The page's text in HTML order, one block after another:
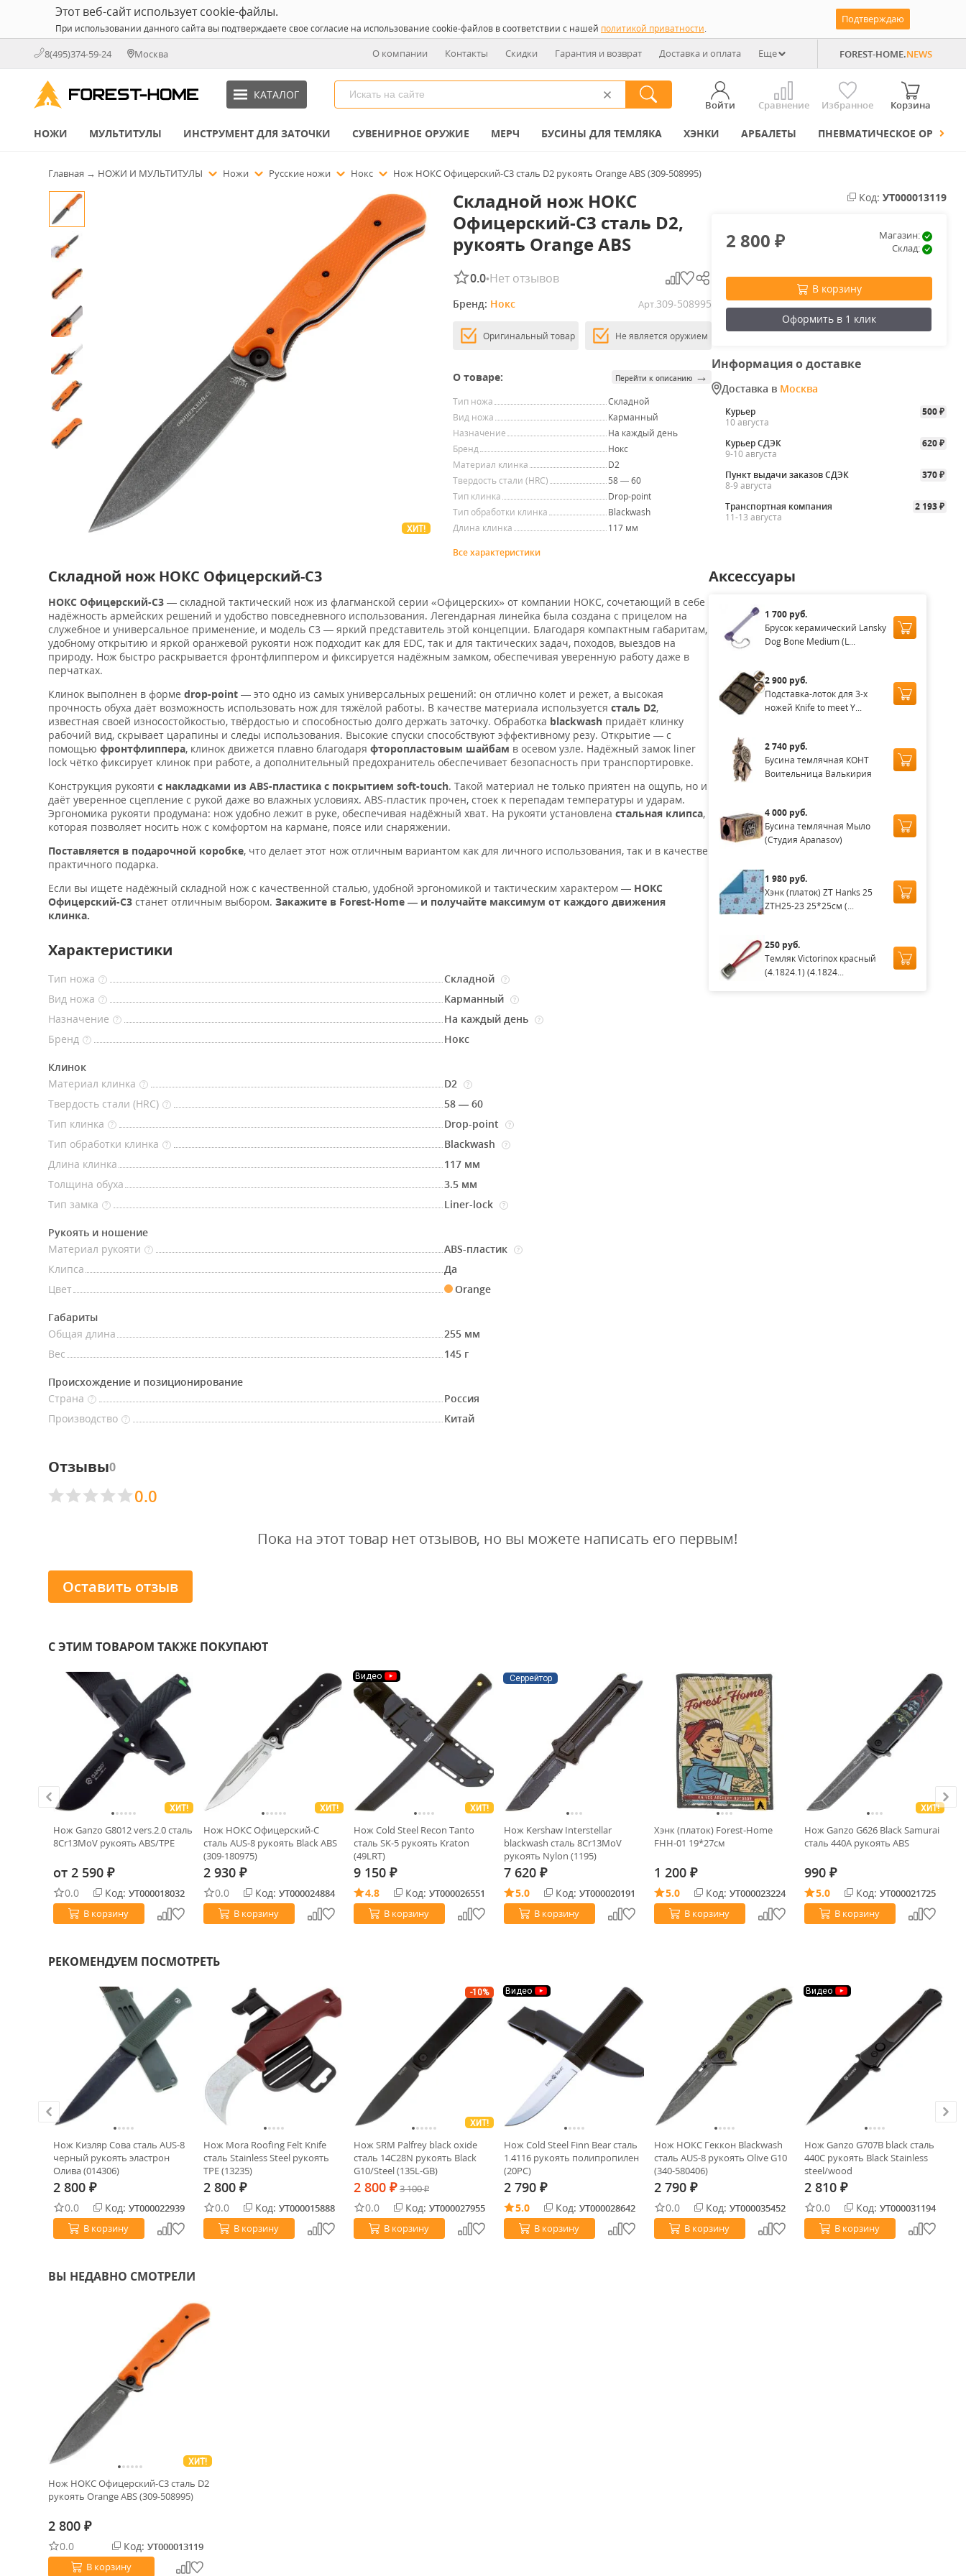
Этот веб-сайт использует cookie-файлы.
При использовании данного сайта вы подтверждаете свое согласие на использование cookie-файлов в соответствии с нашей политикой приватности.
Подтверждаю
8(495)374-59-24 Москва О компании Контакты Скидки Гарантия и возврат Доставка и оплата Еще FOREST-HOME.NEWS
КАТАЛОГ
Войти Сравнение Избранное Корзина
НОЖИ МУЛЬТИТУЛЫ ИНСТРУМЕНТ ДЛЯ ЗАТОЧКИ СУВЕНИРНОЕ ОРУЖИЕ МЕРЧ БУСИНЫ ДЛЯ ТЕМЛЯКА ХЭНКИ АРБАЛЕТЫ ПНЕВМАТИЧЕСКОЕ ОРУЖИЕ
Главная → НОЖИ И МУЛЬТИТУЛЫ Ножи Русские ножи Нокс Нож НОКС Офицерский-С3 сталь D2 рукоять Orange ABS (309-508995)
ХИТ!
Складной нож НОКС
Офицерский-С3 сталь D2,
рукоять Orange ABS
0.0•Нет отзывов
Бренд: Нокс Арт.309-508995
Оригинальный товар Не является оружием
О товаре: Перейти к описанию →
Тип ножа
Складной
Вид ножа
Карманный
Назначение
На каждый день
Бренд
Нокс
Материал клинка
D2
Твердость стали (HRC)
58 — 60
Тип клинка
Drop-point
Тип обработки клинка
Blackwash
Длина клинка
117 мм
Все характеристики
Код: УТ000013119
2 800₽
Магазин:
Склад:
В корзину
Оформить в 1 клик
Информация о доставке
Доставка в Москва
Курьер 500 ₽
10 августа
Курьер СДЭК
620 ₽
9-10 августа
Пункт выдачи заказов СДЭК
370 ₽
8-9 августа
Транспортная компания
2 193 ₽
11-13 августа
Складной нож НОКС Офицерский-С3
НОКС Офицерский-С3 — складной тактический нож из флагманской серии «Офицерских» от компании НОКС, сочетающий в себе
надёжность армейских решений и удобство повседневного использования. Легендарная линейка была создана с прицелом на
служебное и универсальное применение, и модель С3 — яркий представитель этой концепции. Благодаря компактным габаритам,
удобному открытию и яркой оранжевой рукояти нож подходит как для EDC, так и для тактических задач, походов, выездов на
природу. Нож быстро раскрывается фронтфлиппером и фиксируется надёжным замком, обеспечивая уверенную работу даже в
перчатках.
Клинок выполнен в форме drop-point — это одно из самых универсальных решений: он отлично колет и режет, а высокая
прочность обуха даёт возможность использовать нож для тяжёлой работы. В качестве материала используется сталь D2,
известная своей износостойкостью, твёрдостью и способностью долго держать заточку. Обработка blackwash придаёт клинку
рабочий вид, скрывает царапины и следы использования. Высокие спуски способствуют эффективному резу. Открытие — с
помощью фронтфлиппера, клинок движется плавно благодаря фторопластовым шайбам в осевом узле. Надёжный замок liner
lock чётко фиксирует клинок при работе, а дополнительный предохранитель обеспечивает безопасность при транспортировке.
Конструкция рукояти с накладками из ABS-пластика с покрытием soft-touch. Такой материал не только приятен на ощупь, но и
даёт уверенное сцепление с рукой даже во влажных условиях. ABS-пластик прочен, стоек к перепадам температуры и ударам.
Эргономика рукояти продумана: нож удобно лежит в руке, обеспечивая надёжный хват. На рукояти установлена стальная клипса,
которая позволяет носить нож с комфортом на кармане, поясе или снаряжении.
Поставляется в подарочной коробке, что делает этот нож отличным вариантом как для личного использования, так и в качестве
практичного подарка.
Если вы ищете надёжный складной нож с качественной сталью, удобной эргономикой и тактическим характером — НОКС
Офицерский-С3 станет отличным выбором. Закажите в Forest-Home — и получайте максимум от каждого движения
клинка.
Характеристики
Тип ножа ? Складной ?
Вид ножа ? Карманный ?
Назначение ? На каждый день ?
Бренд ? Нокс
Клинок
Материал клинка
? D2 ?
Твердость стали (HRC) ?
58 — 60
Тип клинка
? Drop-point ?
Тип обработки клинка ? Blackwash ?
Длина клинка
117 мм
Толщина обуха
3.5 мм
Тип замка
? Liner-lock ?
Рукоять и ношение
Материал рукояти
? ABS-пластик ?
Клипса
Да
Цвет
Orange
Габариты
Общая длина
255 мм
Вес
145 г
Происхождение и позиционирование
Страна
?
Россия
Производство
? Китай
Аксессуары
1 700 руб.
Брусок керамический Lansky
Dog Bone Medium (L...
2 900 руб.
Подставка-лоток для 3-х
ножей Knife to meet Y...
2 740 руб.
Бусина темлячная КОНТ
Воительница Валькирия
4 000 руб.
Бусина темлячная Мыло
(Студия Apanasov)
1 980 руб.
Хэнк (платок) ZT Hanks 25
ZTH25-23 25*25см (...
250 руб.
Темляк Victorinox красный
(4.1824.1) (4.1824...
Отзывы0
0.0
Пока на этот товар нет отзывов, но вы можете написать его первым!
Оставить отзыв
С ЭТИМ ТОВАРОМ ТАКЖЕ ПОКУПАЮТ
ХИТ!
Нож Ganzo G8012 vers.2.0 cталь
8Cr13MoV рукоять ABS/TPE
от 2 590 ₽
0.0 Код: УТ000018032
В корзину
ХИТ!
Нож НОКС Офицерский-С
сталь AUS-8 рукоять Black ABS
(309-180975)
2 930 ₽
0.0 Код: УТ000024884
В корзину
Видео
ХИТ!
Нож Cold Steel Recon Tanto
сталь SK-5 рукоять Kraton
(49LRT)
9 150 ₽
4.8 Код: УТ000026551
В корзину
Серрейтор
Нож Kershaw Interstellar
blackwash cталь 8Cr13MoV
рукоять Nylon (1195)
7 620 ₽
5.0 Код: УТ000020191
В корзину
Хэнк (платок) Forest-Home
FHH-01 19*27см
1 200 ₽
5.0 Код: УТ000023224
В корзину
ХИТ!
Нож Ganzo G626 Black Samurai
cталь 440A рукоять ABS
990 ₽
5.0 Код: УТ000021725
В корзину
РЕКОМЕНДУЕМ ПОСМОТРЕТЬ
Нож Кизляр Сова сталь AUS-8
черный рукоять эластрон
Олива (014306)
2 800 ₽
0.0 Код: УТ000022939
В корзину
Нож Mora Roofing Felt Knife
сталь Stainless Steel рукоять
TPE (13235)
2 800 ₽
0.0 Код: УТ000015888
В корзину
-10%
ХИТ!
Нож SRM Palfrey black oxide
сталь 14C28N рукоять Black
G10/Steel (135L-GB)
2 800 ₽ 3 100₽
0.0 Код: УТ000027955
В корзину
Видео
Нож Cold Steel Finn Bear сталь
1.4116 рукоять полипропилен
(20PC)
2 790 ₽
5.0 Код: УТ000028642
В корзину
Нож НОКС Геккон Blackwash
сталь AUS-8 рукоять Olive G10
(340-580406)
2 790 ₽
0.0 Код: УТ000035452
В корзину
Видео
Нож Ganzo G707B black cталь
440C рукоять Black Stainless
steel/wood
2 810 ₽
0.0 Код: УТ000031194
В корзину
ВЫ НЕДАВНО СМОТРЕЛИ
ХИТ!
Нож НОКС Офицерский-С3 сталь D2
рукоять Orange ABS (309-508995)
2 800 ₽
0.0 Код: УТ000013119
В корзину